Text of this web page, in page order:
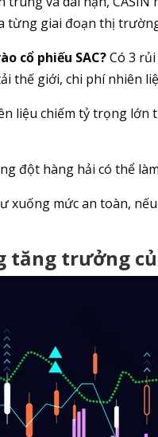
từng giai đoạn thị
cổ phiếu SAC?Có 3
thế giới, chi phí nhiên
liệu chiếm tỷ trọng
đột hàng hải có thể
xuống mức an toàn,
tăng trưởng